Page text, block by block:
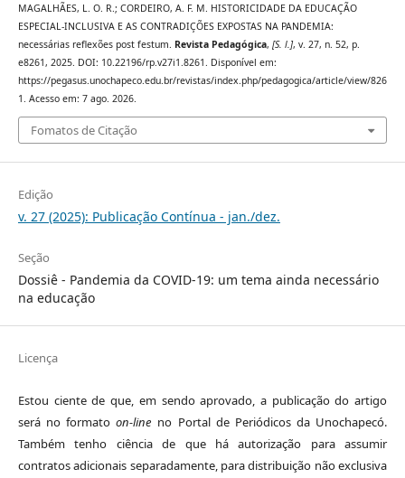
MAGALHÃES, L. O. R.; CORDEIRO, A. F. M. HISTORICIDADE DA EDUCAÇÃO
ESPECIAL-INCLUSIVA E AS CONTRADIÇÕES EXPOSTAS NA PANDEMIA:
necessárias reflexões post festum. Revista Pedagógica, [S. l.], v. 27, n. 52, p.
e8261, 2025. DOI: 10.22196/rp.v27i1.8261. Disponível em:
https://pegasus.unochapeco.edu.br/revistas/index.php/pedagogica/article/view/826
1. Acesso em: 7 ago. 2026.
Fomatos de Citação
Edição
v. 27 (2025): Publicação Contínua - jan./dez.
Seção
Dossiê - Pandemia da COVID-19: um tema ainda necessário
na educação
Licença
Estou ciente de que, em sendo aprovado, a publicação do artigo
será no formatoon-line no Portal de Periódicos da Unochapecó.
Também tenho ciência de que há autorização para assumir
contratos adicionais separadamente, para distribuição não exclusiva